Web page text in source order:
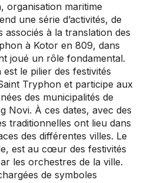
organisation maritime
une série d’activités, de
associés à la translation des
à Kotor en 809, dans
joué un rôle fondamental.
le pilier des festivités
Tryphon et participe aux
des municipalités de
Novi. À ces dates, avec des
traditionnelles ont lieu dans
des différentes villes. Le
est au cœur des festivités
les orchestres de la ville.
de symboles